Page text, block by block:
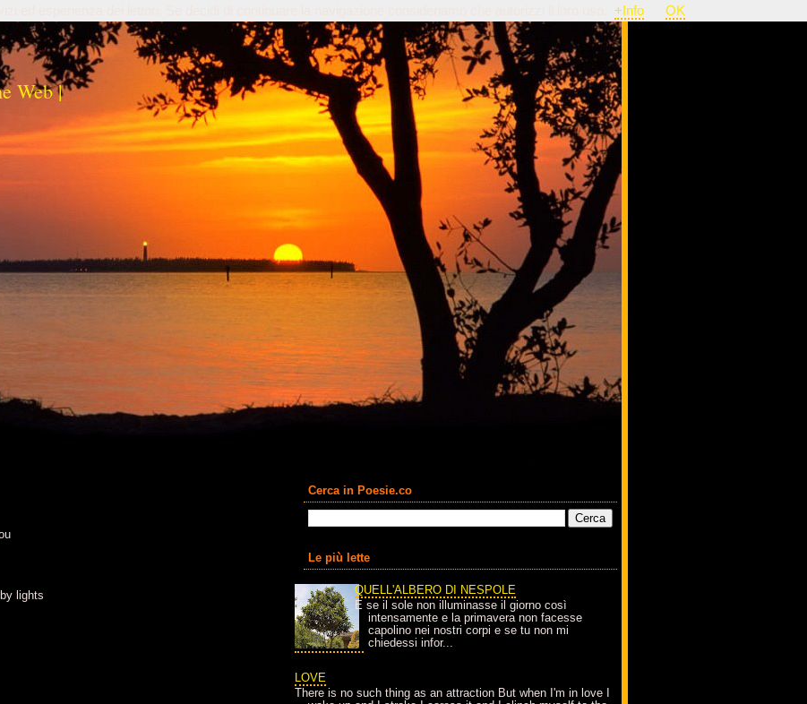
Web |
lights
Cerca in Poesie.co
Le più lette
QUELL'ALBERO DI NESPOLE
E se il sole non illuminasse il giorno così
intensamente e la primavera non facesse
capolino nei nostri corpi e se tu non mi
chiedessi infor...
LOVE
There is no such thing as an attraction But when I'm in love I
+Info OK